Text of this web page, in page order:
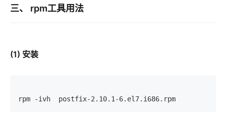
三、 rpm工具用法
(1) 安装
rpm -ivh  postfix-2.10.1-6.el7.i686.rpm